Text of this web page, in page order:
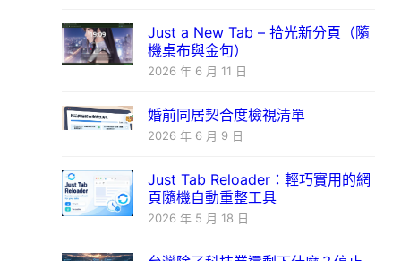
Just a New Tab – 拾光新分頁（隨
機桌布與金句）
2026 年 6 月 11 日
婚前同居契合度檢視清單
2026 年 6 月 9 日
Just Tab Reloader：輕巧實用的網
頁隨機自動重整工具
2026 年 5 月 18 日